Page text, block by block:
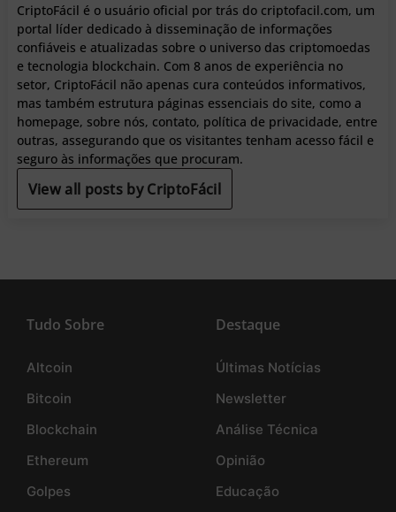
CriptoFácil é o usuário oficial por trás do criptofacil.com, um
portal líder dedicado à disseminação de informações
confiáveis e atualizadas sobre o universo das criptomoedas
e tecnologia blockchain. Com 8 anos de experiência no
setor, CriptoFácil não apenas cura conteúdos informativos,
mas também estrutura páginas essenciais do site, como a
homepage, sobre nós, contato, política de privacidade, entre
outras, assegurando que os visitantes tenham acesso fácil e
seguro às informações que procuram.
View all posts by CriptoFácil
Tudo Sobre
Altcoin
Bitcoin
Blockchain
Ethereum
Golpes
Destaque
Últimas Notícias
Newsletter
Análise Técnica
Opinião
Educação